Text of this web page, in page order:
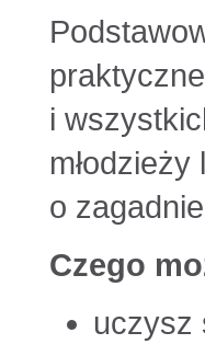
i
o
Czego
uczysz